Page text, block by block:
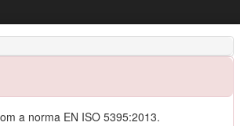
a norma EN ISO 5395:2013.
8000 com operador
corte de 122 cm
Armazenamento